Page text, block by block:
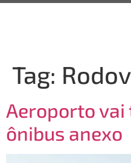
Tag:
Aeroporto
ônibus anexo